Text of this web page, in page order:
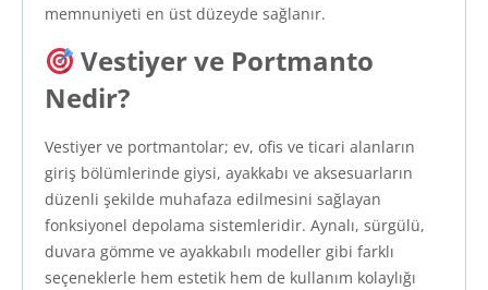
memnuniyeti en üst düzeyde sağlanır.
Vestiyer ve Portmanto
Nedir?
Vestiyer ve portmantolar; ev, ofis ve ticari alanların
giriş bölümlerinde giysi, ayakkabı ve aksesuarların
düzenli şekilde muhafaza edilmesini sağlayan
fonksiyonel depolama sistemleridir. Aynalı, sürgülü,
duvara gömme ve ayakkabılı modeller gibi farklı
seçeneklerle hem estetik hem de kullanım kolaylığı